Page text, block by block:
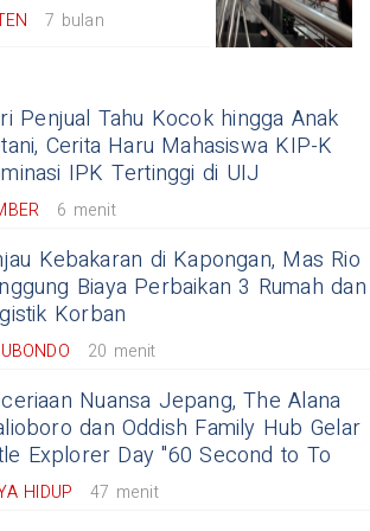
7 bulan
Penjual Tahu Kocok hingga Anak
Cerita Haru Mahasiswa KIP-K
IPK Tertinggi di UIJ
6 menit
Kebakaran di Kapongan, Mas Rio
Biaya Perbaikan 3 Rumah dan
Korban
20 menit
Nuansa Jepang, The Alana
dan Oddish Family Hub Gelar
Explorer Day ''60 Second to To
HIDUP 47 menit